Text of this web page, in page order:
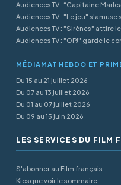
Audiences TV : “Capitaine
Audiences TV : "Le jeu" s'amuse
Audiences TV : "Sirènes" attire le
Audiences TV : "OPJ" garde le
MÉDIAMAT HEBDO ET
Du 15 au 21 juillet 2026
Du 07 au 13 juillet 2026
Du 01 au 07 juillet 2026
Du 09 au 15 juin 2026
LES SERVICES DU FILM
S'abonner au Film français
Kiosque voir le sommaire